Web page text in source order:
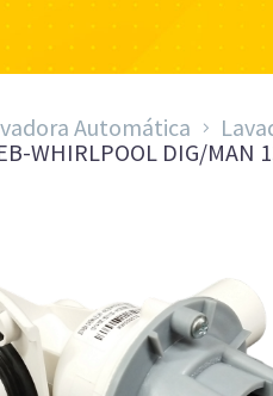
Automática
WHIRLPOOL DIG/